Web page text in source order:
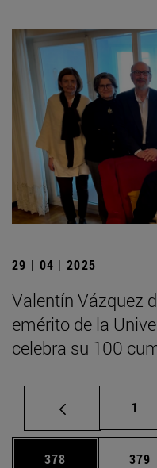
29 | 04 | 2025
Valentín Vázquez
emérito de la
celebra su 100
1
Página
378 379